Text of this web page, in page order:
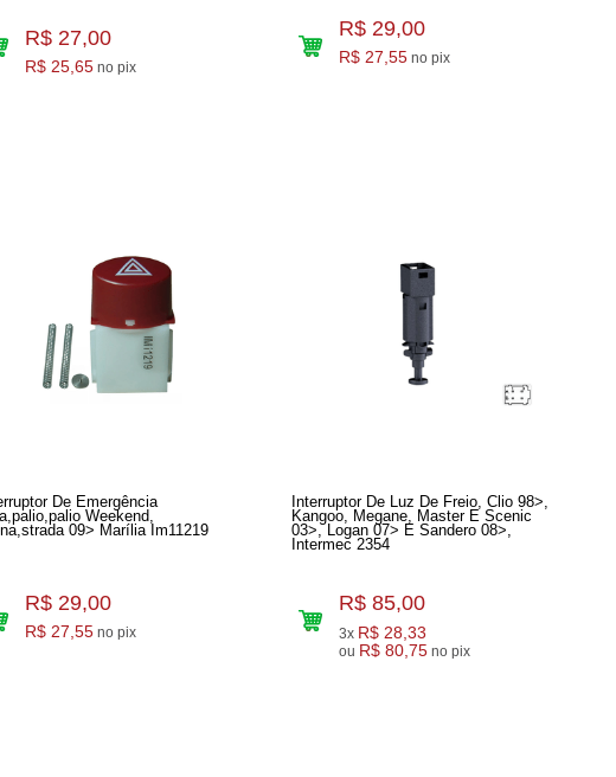
R$ 27,00
R$ 25,65 no pix
R$ 29,00
R$ 27,55 no pix
De Emergência
Weekend,
09> Marília Im11219
R$ 29,00
R$ 27,55 no pix
Interruptor De Luz De Freio, Clio 98>,
Kangoo, Megane, Master E Scenic
03>, Logan 07> E Sandero 08>,
Intermec 2354
R$ 85,00
3x R$ 28,33
ou R$ 80,75 no pix